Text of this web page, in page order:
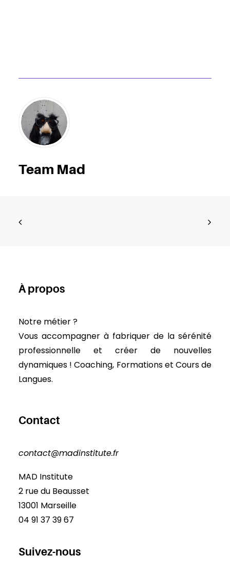
Team Mad
À propos
Notre métier ?
Vous accompagner à fabriquer de la sérénité
professionnelle et créer de nouvelles
dynamiques ! Coaching, Formations et Cours de
Langues.
Contact
contact@madinstitute.fr
MAD Institute
2 rue du Beausset
13001 Marseille
04 91 37 39 67
Suivez-nous